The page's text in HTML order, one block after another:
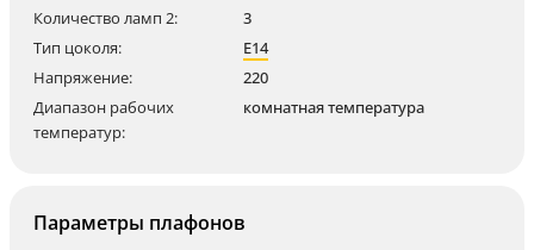
Количество ламп 2:
3
Тип цоколя:
E14
Напряжение:
220
Диапазон рабочих
температур:
комнатная температура
Параметры плафонов